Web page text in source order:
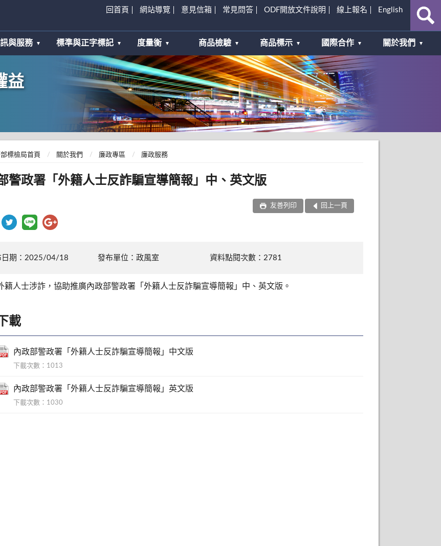
回首頁 網站導覽 意見信箱 常見問答 ODF開放文件說明 線上報名 English
與服務 標準與正字標記 度量衡 商品檢驗 商品標示 國際合作 關於我們
益
標檢局首頁 關於我們 廉政專區 廉政服務
警政署「外籍人士反詐騙宣導簡報」中、英文版
回上一頁
友善列印
日期：2025/04/18 發布單位：政風室 資料點閱次數：2781
籍人士涉詐，協助推廣內政部警政署「外籍人士反詐騙宣導簡報」中、英文版。
載
內政部警政署「外籍人士反詐騙宣導簡報」中文版
下載次數：1013
內政部警政署「外籍人士反詐騙宣導簡報」英文版
下載次數：1030